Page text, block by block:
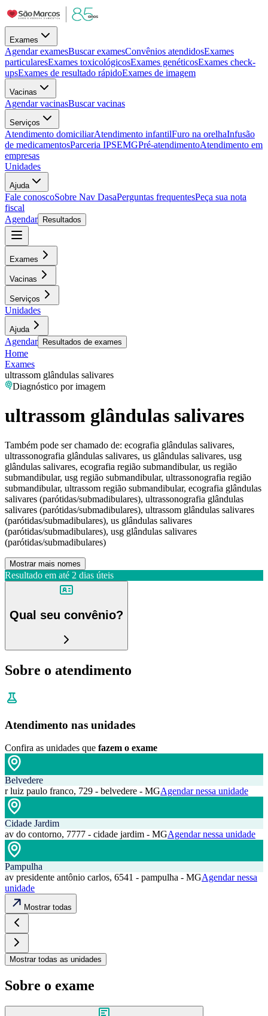
Exames
Agendar examesBuscar examesConvênios atendidosExames
particularesExames toxicológicosExames genéticosExames check-
upsExames de resultado rápidoExames de imagem
Vacinas
Agendar vacinasBuscar vacinas
Serviços
Atendimento domiciliarAtendimento infantilFuro na orelhaInfusão
de medicamentosParceria IPSEMGPré-atendimentoAtendimento em
empresas
Unidades
Ajuda
Fale conoscoSobre Nav DasaPerguntas frequentesPeça sua nota
fiscal
Agendar
Resultados
Exames
Vacinas
Serviços
Unidades
Ajuda
Agendar Resultados de exames
Home
Exames
ultrassom glândulas salivares
Diagnóstico por imagem
ultrassom glândulas salivares
Também pode ser chamado de: ecografia glândulas salivares,
ultrassonografia glândulas salivares, us glândulas salivares, usg
glândulas salivares, ecografia região submandibular, us região
submandibular, usg região submandibular, ultrassonografia região
submandibular, ultrassom região submandibular, ecografia glândulas
salivares (parótidas/submadibulares), ultrassonografia glândulas
salivares (parótidas/submadibulares), ultrassom glândulas salivares
(parótidas/submadibulares), us glândulas salivares
(parótidas/submadibulares), usg glândulas salivares
(parótidas/submadibulares)
Mostrar mais nomes
Resultado em até 2 dias úteis
Qual seu convênio?
Sobre o atendimento
Atendimento nas unidades
Confira as unidades que fazem o exame
Belvedere
r luiz paulo franco, 729 - belvedere - MGAgendar nessa unidade
Cidade Jardim
av do contorno, 7777 - cidade jardim - MGAgendar nessa unidade
Pampulha
av presidente antônio carlos, 6541 - pampulha - MGAgendar nessa
unidade
Mostrar todas
Mostrar todas as unidades
Sobre o exame